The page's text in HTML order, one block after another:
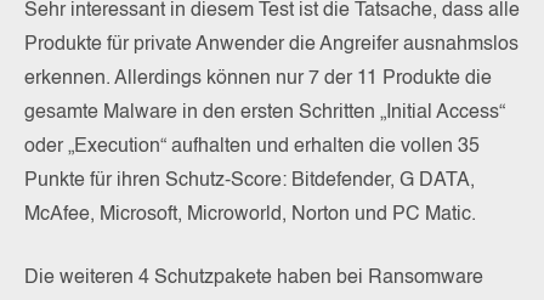
Sehr interessant in diesem Test ist die Tatsache, dass alle
Produkte für private Anwender die Angreifer ausnahmslos
erkennen. Allerdings können nur 7 der 11 Produkte die
gesamte Malware in den ersten Schritten „Initial Access“
oder „Execution“ aufhalten und erhalten die vollen 35
Punkte für ihren Schutz-Score: Bitdefender, G DATA,
McAfee, Microsoft, Microworld, Norton und PC Matic.
Die weiteren 4 Schutzpakete haben bei Ransomware